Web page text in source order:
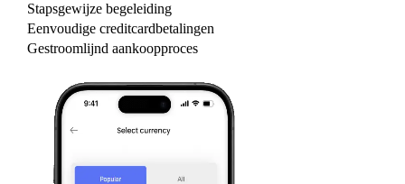
Stapsgewijze begeleiding
Eenvoudige creditcardbetalingen
Gestroomlijnd aankoopproces